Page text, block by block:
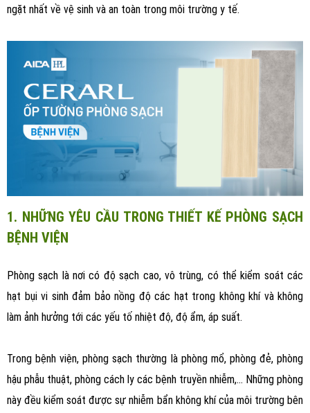
ngặt nhất về vệ sinh và an toàn trong môi trường y tế.
1. NHỮNG YÊU CẦU TRONG THIẾT KẾ PHÒNG SẠCH
BỆNH VIỆN
Phòng sạch là nơi có độ sạch cao, vô trùng, có thể kiểm soát các
hạt bụi vi sinh đảm bảo nồng độ các hạt trong không khí và không
làm ảnh hưởng tới các yếu tố nhiệt độ, độ ẩm, áp suất.
Trong bệnh viện, phòng sạch thường là phòng mổ, phòng đẻ, phòng
hậu phẫu thuật, phòng cách ly các bệnh truyền nhiễm,… Những phòng
này đều kiểm soát được sự nhiễm bẩn không khí của môi trường bên